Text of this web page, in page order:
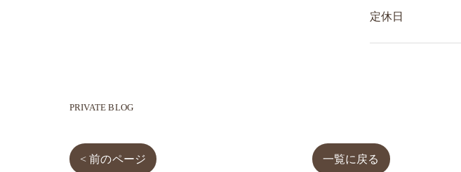
定休日
PRIVATE BLOG
< 前のページ 一覧に戻る